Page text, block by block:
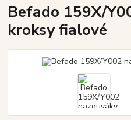
Befado 159X/
kroksy fialové